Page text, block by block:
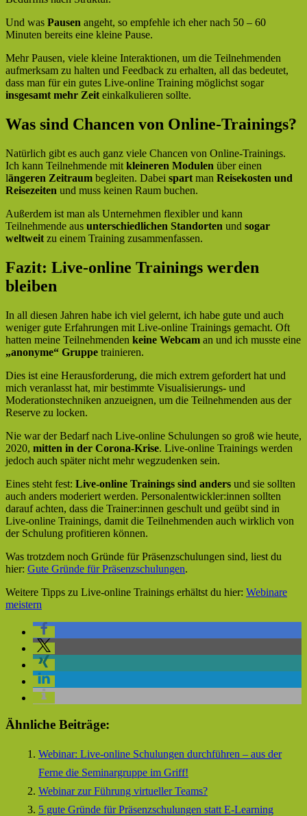
Und was Pausen angeht, so empfehle ich eher nach 50 – 60
Minuten bereits eine kleine Pause.
Mehr Pausen, viele kleine Interaktionen, um die Teilnehmenden
aufmerksam zu halten und Feedback zu erhalten, all das bedeutet,
dass man für ein gutes Live-online Training möglichst sogar
insgesamt mehr Zeit einkalkulieren sollte.
Was sind Chancen von Online-Trainings?
Natürlich gibt es auch ganz viele Chancen von Online-Trainings.
Ich kann Teilnehmende mit kleineren Modulen über einen
längeren Zeitraum begleiten. Dabei spart man Reisekosten und
Reisezeiten und muss keinen Raum buchen.
Außerdem ist man als Unternehmen flexibler und kann
Teilnehmende aus unterschiedlichen Standorten und sogar
weltweit zu einem Training zusammenfassen.
Fazit: Live-online Trainings werden
bleiben
In all diesen Jahren habe ich viel gelernt, ich habe gute und auch
weniger gute Erfahrungen mit Live-online Trainings gemacht. Oft
hatten meine Teilnehmenden keine Webcam an und ich musste eine
„anonyme“ Gruppe trainieren.
Dies ist eine Herausforderung, die mich extrem gefordert hat und
mich veranlasst hat, mir bestimmte Visualisierungs- und
Moderationstechniken anzueignen, um die Teilnehmenden aus der
Reserve zu locken.
Nie war der Bedarf nach Live-online Schulungen so groß wie heute,
2020, mitten in der Corona-Krise. Live-online Trainings werden
jedoch auch später nicht mehr wegzudenken sein.
Eines steht fest: Live-online Trainings sind anders und sie sollten
auch anders moderiert werden. Personalentwickler:innen sollten
darauf achten, dass die Trainer:innen geschult und geübt sind in
Live-online Trainings, damit die Teilnehmenden auch wirklich von
der Schulung profitieren können.
Was trotzdem noch Gründe für Präsenzschulungen sind, liest du
hier: Gute Gründe für Präsenzschulungen.
Weitere Tipps zu Live-online Trainings erhältst du hier: Webinare
meistern
Ähnliche Beiträge:
Webinar: Live-online Schulungen durchführen – aus der
Ferne die Seminargruppe im Griff!
Webinar zur Führung virtueller Teams?
5 gute Gründe für Präsenzschulungen statt E-Learning